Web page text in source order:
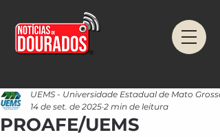
PROAFE/UEMS
UEMS - Universidade Estadual de Mato
14 de set. de 2025 2 min de leitura